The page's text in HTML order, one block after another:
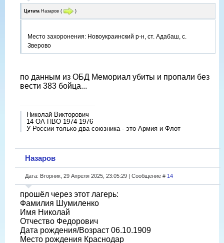
Цитата Назаров ( )
Место захоронения: Новоукраинский р-н, ст. Адабаш, с.
Зверово
по данным из ОБД Мемориал убиты и пропали без
вести 383 бойца...
Николай Викторович
14 ОА ПВО 1974-1976
У России только два союзника - это Армия и Флот
Назаров
Дата: Вторник, 29 Апреля 2025, 23:05:29 | Сообщение # 14
прошёл через этот лагерь:
Фамилия Шумиленко
Имя Николай
Отчество Федорович
Дата рождения/Возраст 06.10.1909
Место рождения Краснодар